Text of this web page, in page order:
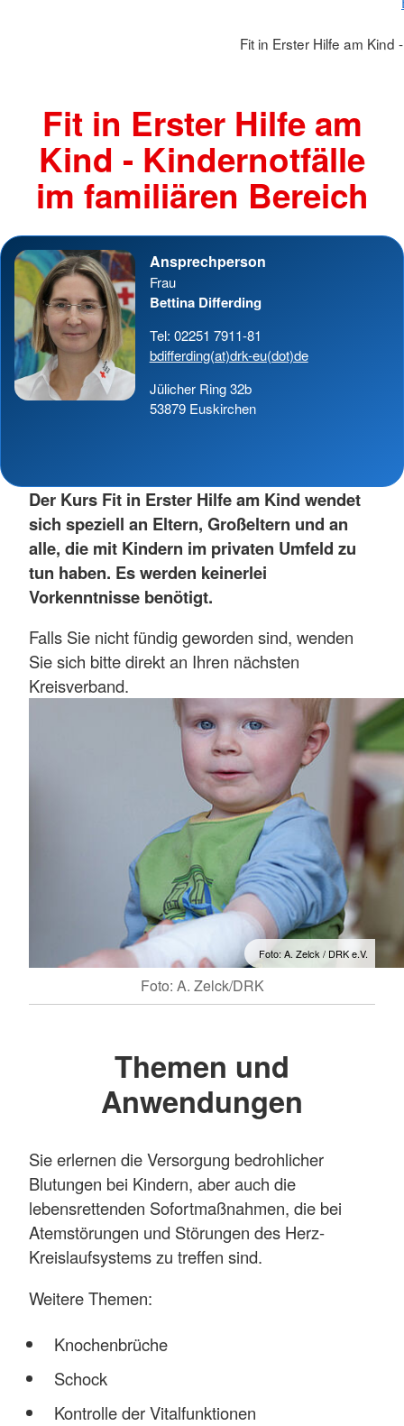
Fit in Erster Hilfe am Kind
Fit in Erster Hilfe am
Kind - Kindernotfälle
im familiären Bereich
Ansprechperson
Frau
Bettina Differding
Tel: 02251 7911-81
bdifferding(at)drk-eu(dot)de
Jülicher Ring 32b
53879 Euskirchen
Der Kurs Fit in Erster Hilfe am Kind wendet
sich speziell an Eltern, Großeltern und an
alle, die mit Kindern im privaten Umfeld zu
tun haben. Es werden keinerlei
Vorkenntnisse benötigt.
Falls Sie nicht fündig geworden sind, wenden
Sie sich bitte direkt an Ihren nächsten
Kreisverband.
Foto: A. Zelck / DRK e.V.
Foto: A. Zelck/DRK
Themen und
Anwendungen
Sie erlernen die Versorgung bedrohlicher
Blutungen bei Kindern, aber auch die
lebensrettenden Sofortmaßnahmen, die bei
Atemstörungen und Störungen des Herz-
Kreislaufsystems zu treffen sind.
Weitere Themen:
Knochenbrüche
Schock
Kontrolle der Vitalfunktionen